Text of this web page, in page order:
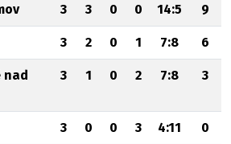
3 3 0 0 14:5 9
3 2 0 1 7:8 6
nad
3 1 0 2 7:8 3
3 0 0 3 4:11 0